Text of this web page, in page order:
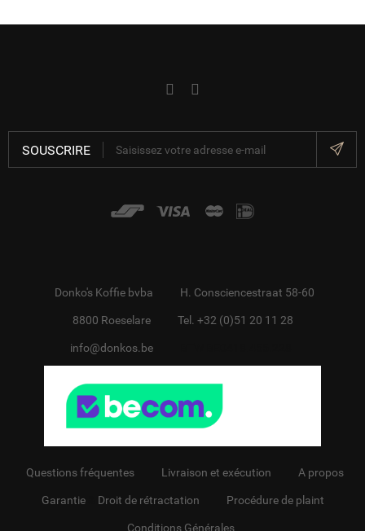
SOUSCRIRE
Donko's Koffie bvba H. Consciencestraat 58-60
8800 Roeselare Tel. +32 (0)51 20 11 28
info@donkos.be
Questions fréquentes Livraison et exécution A propos
Garantie& Droit de rétractation Procédure de plaint
Conditions Générales